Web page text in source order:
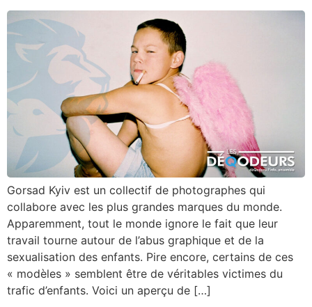
Gorsad Kyiv est un collectif de photographes qui
collabore avec les plus grandes marques du monde.
Apparemment, tout le monde ignore le fait que leur
travail tourne autour de l’abus graphique et de la
sexualisation des enfants. Pire encore, certains de ces
« modèles » semblent être de véritables victimes du
trafic d’enfants. Voici un aperçu de […]